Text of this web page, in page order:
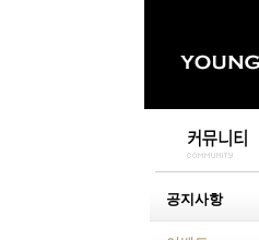
공지사항